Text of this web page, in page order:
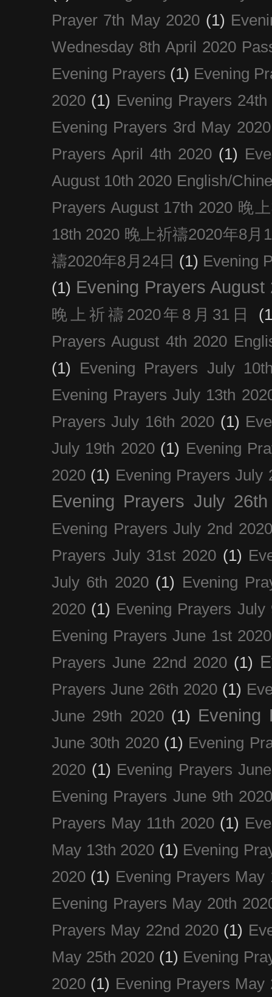
Prayer 7th May 2020 (1)
Wednesday 8th April 2020
Evening Prayers (1) Evening
2020 (1) Evening Prayers
Evening Prayers 3rd May 2020
Prayers April 4th 2020 (1)
August 10th 2020 English/
Prayers August 17th 2020 晚
18th 2020 晚上祈禱2020年8月
禱2020年8月24日 (1) Evening
(1) Evening Prayers August
晚上祈禱2020年8月31日
Prayers August 4th 2020
(1)
Evening Prayers July
Evening Prayers July 13th
Prayers July 16th 2020 (1)
July 19th 2020 (1) Evening
2020 (1) Evening Prayers July
Evening Prayers July
Evening Prayers July 2nd 2020
Prayers July 31st 2020 (1)
July 6th 2020 (1) Evening
2020 (1) Evening Prayers July
Evening Prayers June 1st 2020
Prayers June 22nd 2020 (1)
Prayers June 26th 2020 (1)
June 29th 2020 (1) Evening
June 30th 2020 (1) Evening
2020 (1) Evening Prayers
Evening Prayers June 9th
Prayers May 11th 2020 (1)
May 13th 2020 (1) Evening
2020 (1) Evening Prayers May
Evening Prayers May 20th
Prayers May 22nd 2020 (1)
May 25th 2020 (1) Evening
2020 (1) Evening Prayers May